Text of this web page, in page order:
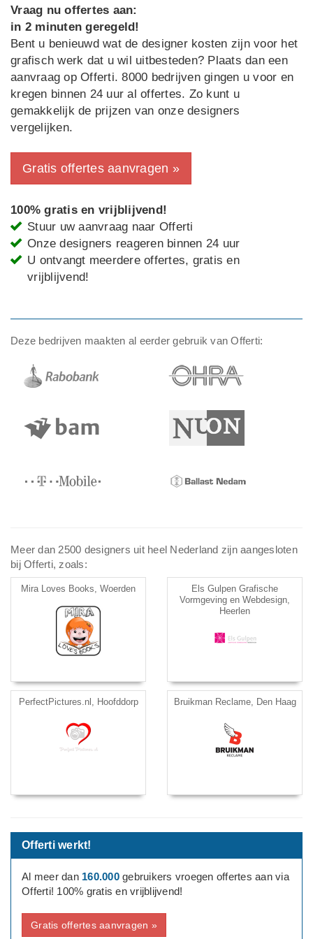
Vraag nu offertes aan:
in 2 minuten geregeld!
Bent u benieuwd wat de designer kosten zijn voor het
grafisch werk dat u wil uitbesteden? Plaats dan een
aanvraag op Offerti. 8000 bedrijven gingen u voor en
kregen binnen 24 uur al offertes. Zo kunt u
gemakkelijk de prijzen van onze designers
vergelijken.
Gratis offertes aanvragen »
100% gratis en vrijblijvend!
Stuur uw aanvraag naar Offerti
Onze designers reageren binnen 24 uur
U ontvangt meerdere offertes, gratis en
vrijblijvend!
Deze bedrijven maakten al eerder gebruik van Offerti:
Meer dan 2500 designers uit heel Nederland zijn aangesloten
bij Offerti, zoals:
Mira Loves Books, Woerden
Els Gulpen Grafische
Vormgeving en Webdesign,
Heerlen
PerfectPictures.nl, Hoofddorp Bruikman Reclame, Den Haag
Offerti werkt!
Al meer dan 160.000gebruikers vroegen offertes aan via
Offerti! 100% gratis en vrijblijvend!
Gratis offertes aanvragen »